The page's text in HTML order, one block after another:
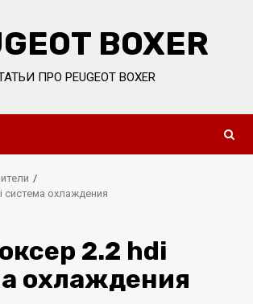
BOXER
ПРО PEUGEOT BOXER
система охлаждения
2.2 hdi
охлаждения